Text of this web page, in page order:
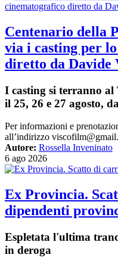
Centenario della
via i casting per
diretto da Davide
I casting si terranno al
il 25, 26 e 27 agosto,
Per informazioni e
all’indirizzo
Autore: Rossella Inveninato
6 ago 2026
Ex Provincia.
dipendenti
Espletata l'ultima
in deroga